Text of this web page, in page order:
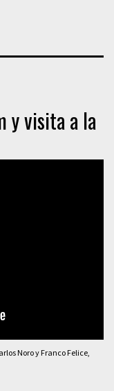
y visita a la
Noro y Franco Felice,